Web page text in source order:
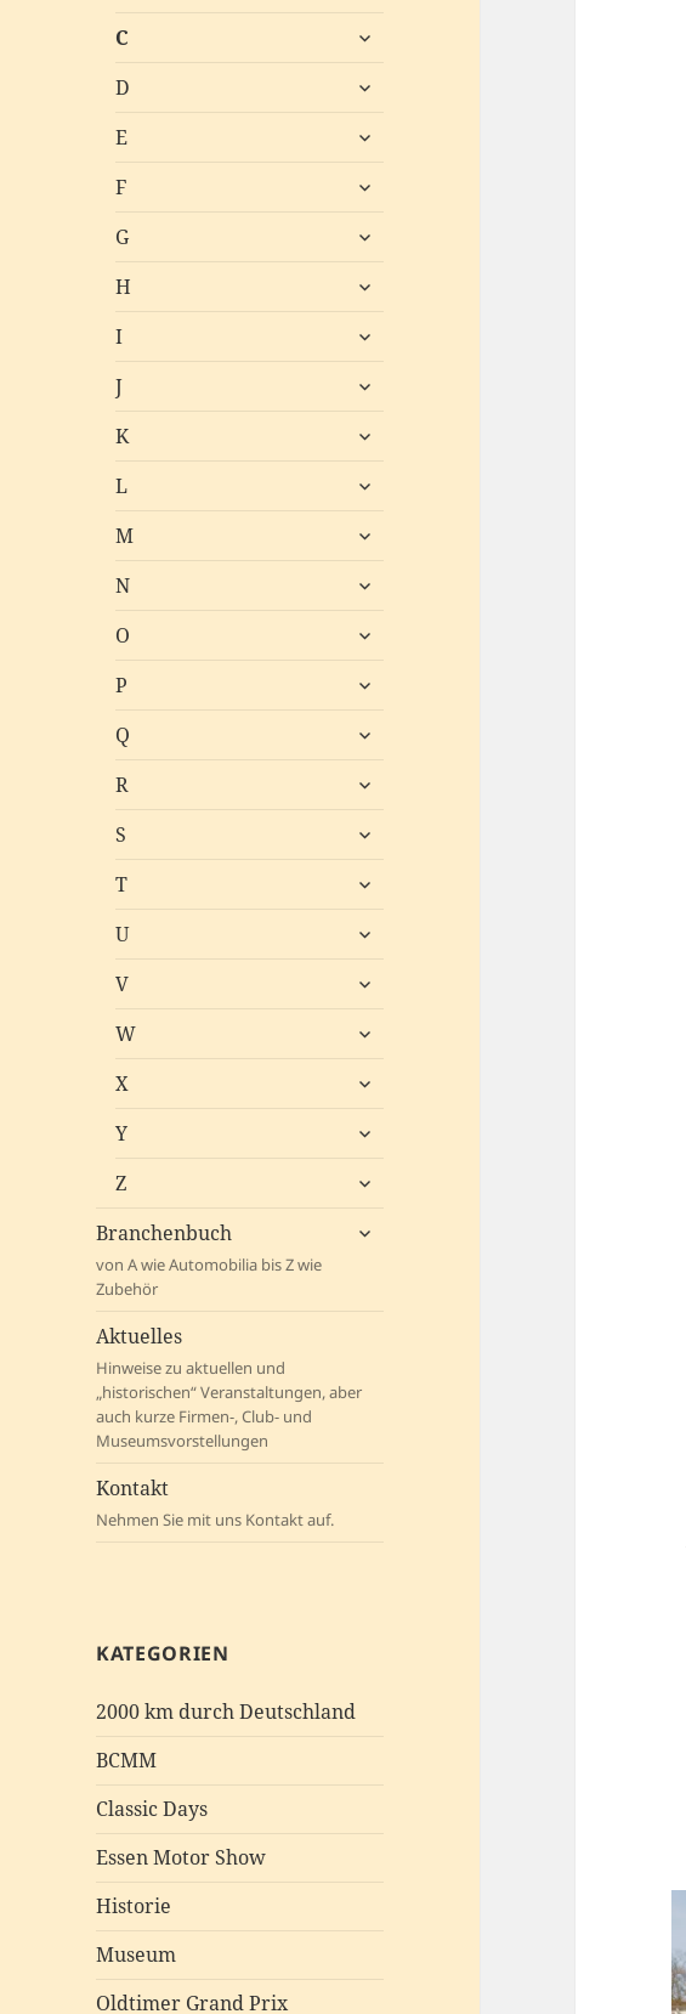
C
untermenü
D
untermenü
E
untermenü
F
untermenü
G
untermenü
H
untermenü
I
untermenü
J
untermenü
K
untermenü
L
untermenü
M
untermenü
N
untermenü
O
untermenü
P
untermenü
Q
untermenü
R
untermenü
S
untermenü
T
untermenü
U
untermenü
V
untermenü
W
untermenü
X
untermenü
Y
untermenü
Z
untermenü
Branchenbuch
von A wie Automobilia bis Z wie
Zubehör
untermenü
Aktuelles
Hinweise zu aktuellen und
„historischen“ Veranstaltungen, aber
auch kurze Firmen-, Club- und
Museumsvorstellungen
Kontakt
Nehmen Sie mit uns Kontakt auf.
KATEGORIEN
2000 km durch Deutschland
BCMM
Classic Days
Essen Motor Show
Historie
Museum
Oldtimer Grand Prix